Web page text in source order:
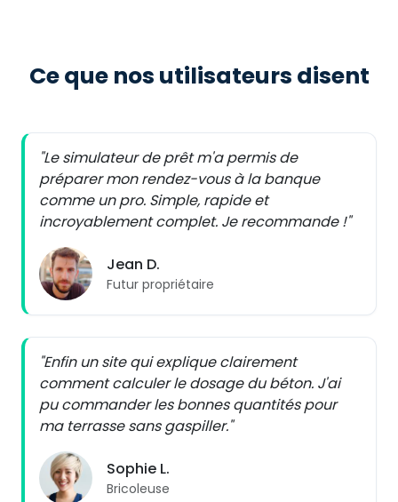
Ce que nos utilisateurs disent
"Le simulateur de prêt m'a permis de
préparer mon rendez-vous à la banque
comme un pro. Simple, rapide et
incroyablement complet. Je recommande !"
Jean D.
Futur propriétaire
"Enfin un site qui explique clairement
comment calculer le dosage du béton. J'ai
pu commander les bonnes quantités pour
ma terrasse sans gaspiller."
Sophie L.
Bricoleuse